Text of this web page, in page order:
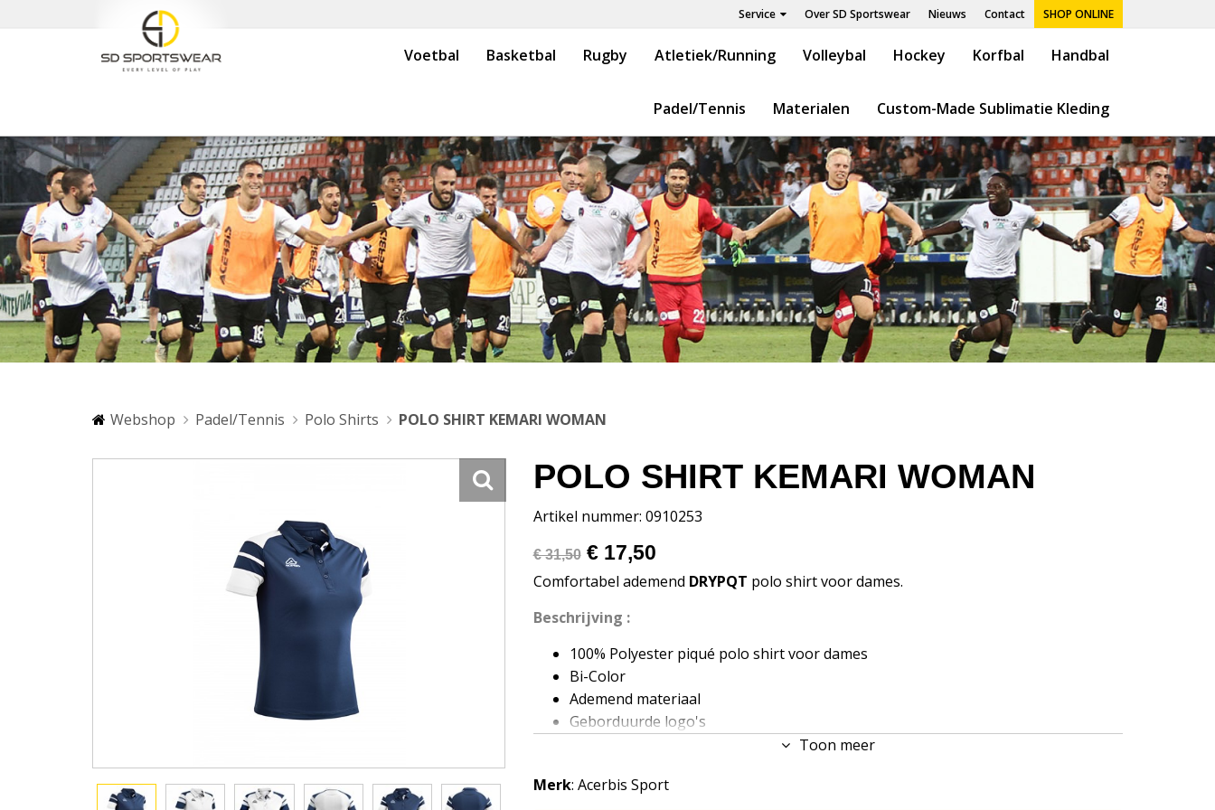
Service Over SD Sportswear Nieuws Contact SHOP ONLINE
Voetbal Basketbal Rugby Atletiek/Running Volleybal Hockey Korfbal Handbal
Padel/Tennis Materialen Custom-Made Sublimatie Kleding
Webshop Padel/Tennis Polo Shirts POLO SHIRT KEMARI WOMAN
POLO SHIRT KEMARI WOMAN
Artikel nummer: 0910253
€ 31,50€ 17,50
Comfortabel ademend DRYPQT polo shirt voor dames.
Beschrijving :
100% Polyester piqué polo shirt voor dames
Bi-Color
Ademend materiaal
Geborduurde logo's
Toon meer
Merk: Acerbis Sport